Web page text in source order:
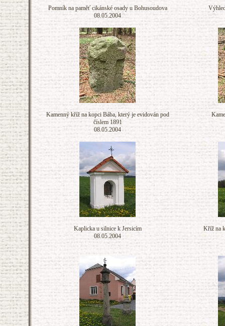
Pomník na paměť cikánské osady u Bohusoudova
08.05.2004
Kamenný kříž na kopci Bába, který je evidován pod
číslem 1891
08.05.2004
Kaplicka u silnice k Jersicím
08.05.2004
Kříž na